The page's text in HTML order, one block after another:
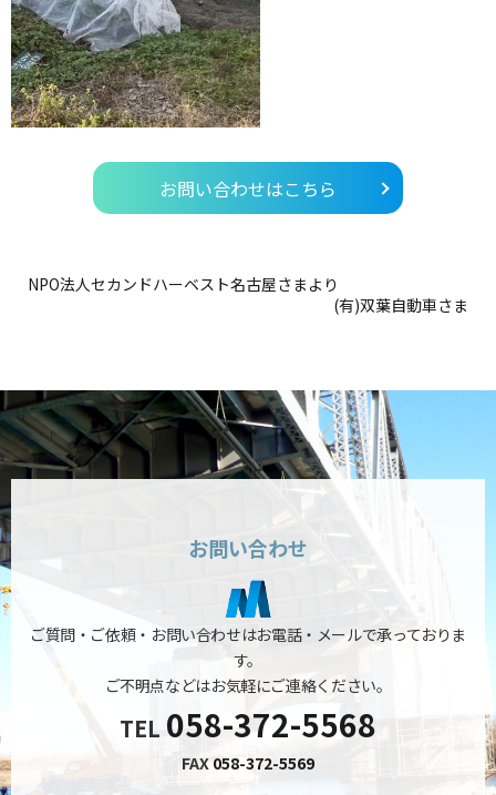
お問い合わせはこちら
NPO法人セカンドハーベスト名古屋さまより
(有)双葉自動車さま
お問い合わせ
ご質問・ご依頼・お問い合わせはお電話・メールで承っておりま
す。
ご不明点などはお気軽にご連絡ください。
TEL 058-372-5568
FAX 058-372-5569